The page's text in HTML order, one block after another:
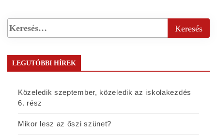
LEGUTÓBBI HÍREK
Közeledik szeptember, közeledik az iskolakezdés
6. rész
Mikor lesz az őszi szünet?